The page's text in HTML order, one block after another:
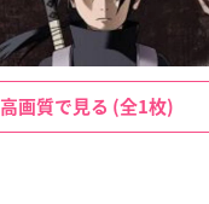
高画質で見る (全1枚)